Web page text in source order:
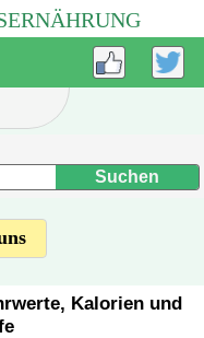
Kalorien und